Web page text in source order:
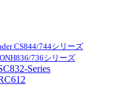
CS844/744シリーズ
736シリーズ
Series